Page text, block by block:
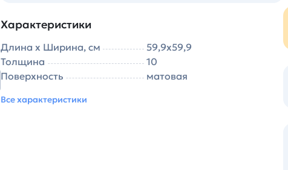
Характеристики
Длина х Ширина, см
59,9х59,9
Толщина
10
Поверхность
матовая
Все характеристики